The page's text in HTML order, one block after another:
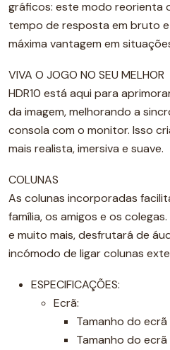
gráficos: este modo reorienta
tempo de resposta em bruto
máxima vantagem em
VIVA O JOGO NO SEU MELHOR
HDR10 está aqui para
da imagem, melhorando a
consola com o monitor. Isso
mais realista, imersiva e suave.
COLUNAS
As colunas incorporadas
família, os amigos e os
e muito mais, desfrutará de
incómodo de ligar colunas
ESPECIFICAÇÕES:
Ecrã:
Tamanho do
Tamanho do ecrã